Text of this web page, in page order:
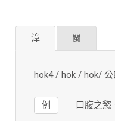
漳 閩
hok4 / hok / hok/ 公
口腹之慾
例